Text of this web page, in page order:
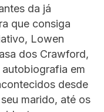
da já
que consiga
Lowen
dos Crawford,
em
desde
marido, até os